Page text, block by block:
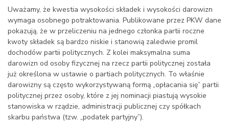
Uważamy, że kwestia wysokości składek i wysokości darowizn
wymaga osobnego potraktowania. Publikowane przez PKW dane
pokazują, że w przeliczeniu na jednego członka partii roczne
kwoty składek są bardzo niskie i stanowią zaledwie promil
dochodów partii politycznych. Z kolei maksymalna suma
darowizn od osoby fizycznej na rzecz partii politycznej została
już określona w ustawie o partiach politycznych. To właśnie
darowizny są często wykorzystywaną formą „opłacania się” partii
politycznej przez osoby, które z jej nominacji piastują wysokie
stanowiska w rządzie, administracji publicznej czy spółkach
skarbu państwa (tzw. „podatek partyjny”).